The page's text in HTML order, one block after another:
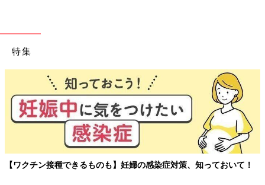
特集
【ワクチン接種できるものも】妊婦の感染症対策、知っておいて！